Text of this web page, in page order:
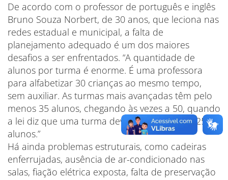
De acordo com o professor de português e inglês
Bruno Souza Norbert, de 30 anos, que leciona nas
redes estadual e municipal, a falta de
planejamento adequado é um dos maiores
desafios a ser enfrentados. “A quantidade de
alunos por turma é enorme. É uma professora
para alfabetizar 30 crianças ao mesmo tempo,
sem auxiliar. As turmas mais avançadas têm pelo
menos 35 alunos, chegando às vezes a 50, quando
a lei diz que uma turma deve ter no máximo 25
alunos.”
Há ainda problemas estruturais, como cadeiras
enferrujadas, ausência de ar-condicionado nas
salas, fiação elétrica exposta, falta de preservação